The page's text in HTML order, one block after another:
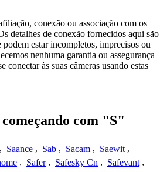
conexão ou associação com os
detalhes de conexão fornecidos aqui são
estar incompletos, imprecisos ou
nenhuma garantia ou assegurança
conectar às suas câmeras usando estas
com "S"
, Saance , Sab , Sacam , Saewit ,
, Safer , Safesky Cn , Safevant ,